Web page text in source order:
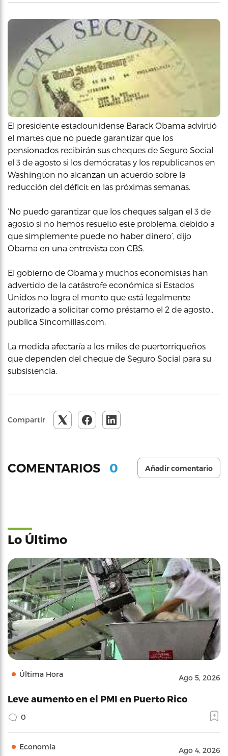
El presidente estadounidense Barack Obama advirtió
el martes que no puede garantizar que los
pensionados recibirán sus cheques de Seguro Social
el 3 de agosto si los demócratas y los republicanos en
Washington no alcanzan un acuerdo sobre la
reducción del déficit en las próximas semanas.
‘No puedo garantizar que los cheques salgan el 3 de
agosto si no hemos resuelto este problema, debido a
que simplemente puede no haber dinero’, dijo
Obama en una entrevista con CBS.
El gobierno de Obama y muchos economistas han
advertido de la catástrofe económica si Estados
Unidos no logra el monto que está legalmente
autorizado a solicitar como préstamo el 2 de agosto.,
publica Sincomillas.com.
La medida afectaría a los miles de puertorriqueños
que dependen del cheque de Seguro Social para su
subsistencia.
Compartir
COMENTARIOS 0 Añadir comentario
Lo Último
Última Hora Ago 5, 2026
Leve aumento en el PMI en Puerto Rico
0
Economía Ago 4, 2026